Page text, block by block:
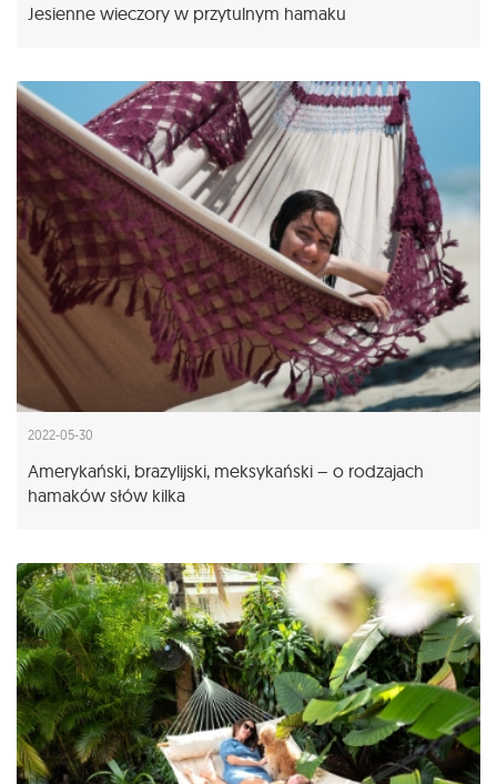
Jesienne wieczory w przytulnym hamaku
2022-05-30
Amerykański, brazylijski, meksykański – o rodzajach
hamaków słów kilka